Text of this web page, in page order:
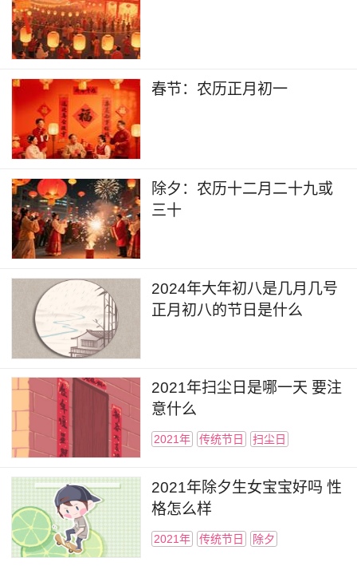
春节：农历正月初一
除夕：农历十二月二十九或
三十
2024年大年初八是几月几号
正月初八的节日是什么
2021年扫尘日是哪一天 要注
意什么
2021年 传统节日 扫尘日
2021年除夕生女宝宝好吗 性
格怎么样
2021年 传统节日 除夕